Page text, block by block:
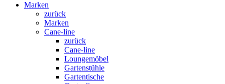
Marken
zurück
Marken
Cane-line
zurück
Cane-line
Loungemöbel
Gartenstühle
Gartentische